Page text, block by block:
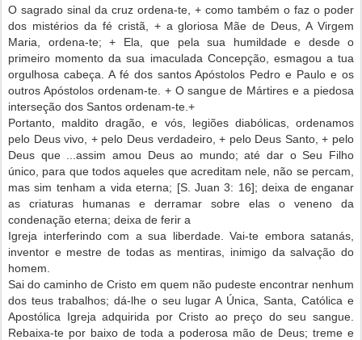
O sagrado sinal da cruz ordena-te, + como também o faz o poder
dos mistérios da fé cristã, + a gloriosa Mãe de Deus, A Virgem
Maria, ordena-te; + Ela, que pela sua humildade e desde o
primeiro momento da sua imaculada Concepção, esmagou a tua
orgulhosa cabeça. A fé dos santos Apóstolos Pedro e Paulo e os
outros Apóstolos ordenam-te. + O sangue de Mártires e a piedosa
interseção dos Santos ordenam-te.+
Portanto, maldito dragão, e vós, legiões diabólicas, ordenamos
pelo Deus vivo, + pelo Deus verdadeiro, + pelo Deus Santo, + pelo
Deus que ...assim amou Deus ao mundo; até dar o Seu Filho
único, para que todos aqueles que acreditam nele, não se percam,
mas sim tenham a vida eterna; [S. Juan 3: 16]; deixa de enganar
as criaturas humanas e derramar sobre elas o veneno da
condenação eterna; deixa de ferir a
Igreja interferindo com a sua liberdade. Vai-te embora satanás,
inventor e mestre de todas as mentiras, inimigo da salvação do
homem.
Sai do caminho de Cristo em quem não pudeste encontrar nenhum
dos teus trabalhos; dá-lhe o seu lugar A Única, Santa, Católica e
Apostólica Igreja adquirida por Cristo ao preço do seu sangue.
Rebaixa-te por baixo de toda a poderosa mão de Deus; treme e